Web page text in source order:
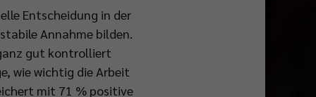
Entscheidung in der
Annahme bilden.
gut kontrolliert
wie wichtig die Arbeit
mit 71 % positive